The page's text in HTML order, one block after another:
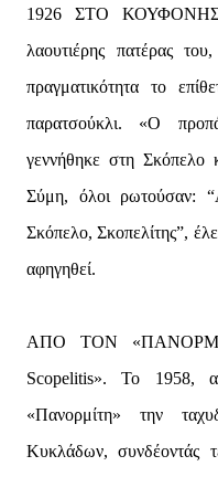
1926 ΣΤΟ
λαουτιέρης πατέρας
πραγματικότητα το
παρατσούκλι. «Ο
γεννήθηκε στη Σκόπελο
Σύμη, όλοι ρωτούσαν:
Σκόπελο, Σκοπελίτης”,
αφηγηθεί.
ΑΠΟ ΤΟΝ
Scopelitis». Το 1958,
«Πανορμίτη» την
Κυκλάδων,